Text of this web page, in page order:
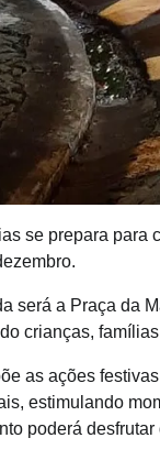
se prepara para
será a Praça da
crianças,
as ações
estimulando
poderá